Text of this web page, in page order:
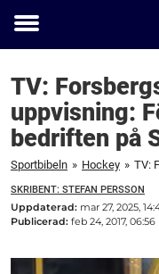
Toggle
TV:
uppvisning:
bedriften på
Sportbibeln » Hockey »
SKRIBENT: STEFAN PERSSON
Uppdaterad: mar 27, 2025,
Publicerad: feb 24, 2017, 06:56